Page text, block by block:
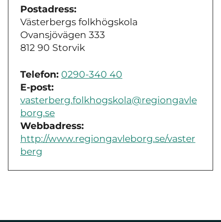
Postadress:
Västerbergs folkhögskola
Ovansjövägen 333
812 90 Storvik
Telefon: 0290-340 40
E-post:
vasterberg.folkhogskola@regiongavle
borg.se
Webbadress:
http://www.regiongavleborg.se/vaster
berg